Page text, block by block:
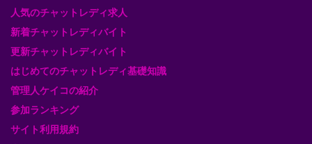
人気のチャットレディ求人
新着チャットレディバイト
更新チャットレディバイト
はじめてのチャットレディ基礎知識
管理人ケイコの紹介
参加ランキング
サイト利用規約